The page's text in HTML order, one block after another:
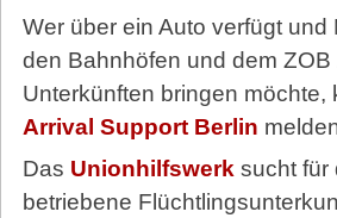
Wer über ein Auto verfügt und
den Bahnhöfen und dem ZOB
Unterkünften bringen möchte,
Arrival Support Berlin
Das Unionhilfswerksucht für
betriebene